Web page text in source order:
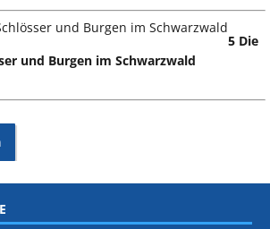
5 Die
und Burgen im Schwarzwald